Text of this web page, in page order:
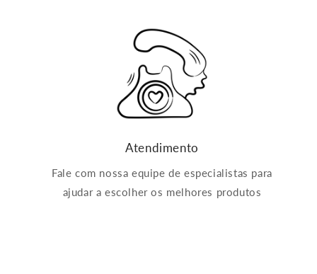
Atendimento
Fale com nossa equipe de especialistas para
ajudar a escolher os melhores produtos